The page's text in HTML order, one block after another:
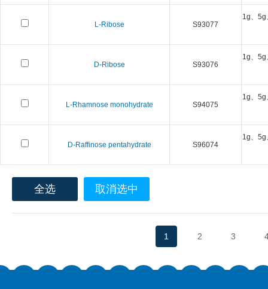
L-Ribose S93077
1g、
D-Ribose S93076
1g、
L-Rhamnose monohydrate S94075
1g、
D-Raffinose pentahydrate S96074
1g、
全选 取消选中
1 2 3